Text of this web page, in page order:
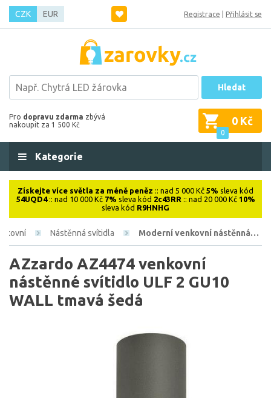
CZK EUR Registrace Přihlásit se
Hledat
Pro dopravu zdarma zbývá
nakoupit za 1 500 Kč
0
0 Kč
Kategorie
Získejte více světla za méně peněz :: nad 5 000 Kč 5% sleva kód
54UQD4:: nad 10 000 Kč 7% sleva kód 2c43RR :: nad 20 000 Kč 10%
sleva kód R9HNHG
Nástěnná svítidla Moderní venkovní nástěnná…
AZzardo AZ4474 venkovní
nástěnné svítidlo ULF 2 GU10
WALL tmavá šedá